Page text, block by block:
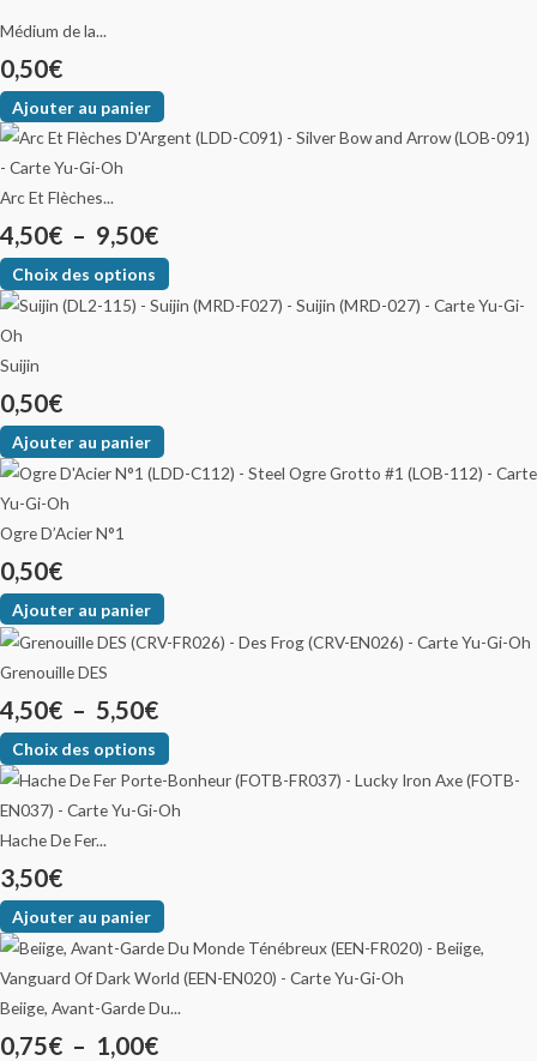
Médium de la...
0,50€
Ajouter au panier
Arc Et Flèches...
4,50€ – 9,50€
Choix des options
Suijin
0,50€
Ajouter au panier
Ogre D’Acier N°1
0,50€
Ajouter au panier
Grenouille DES
4,50€ – 5,50€
Choix des options
Hache De Fer...
3,50€
Ajouter au panier
Beiige, Avant-Garde Du...
0,75€ – 1,00€